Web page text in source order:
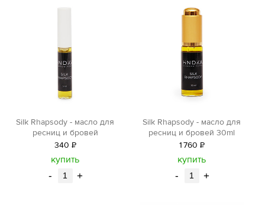
Silk Rhapsody - масло для
ресниц и бровей
340 Р
уб.
купить
- +
Silk Rhapsody - масло для
ресниц и бровей 30ml
1760 Р
уб.
купить
- +